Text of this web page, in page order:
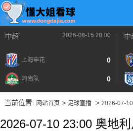
中超 2026-08-15 20:00
上海申花 0
河南队 0
中
当前位置: 网站首页> 足球直播> 2026-07-
2026-07-10 23:00 奥地